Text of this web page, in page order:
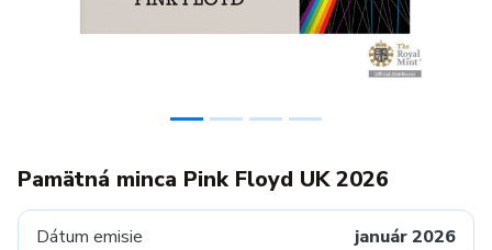
Pamätná minca Pink Floyd UK 2026
Dátum emisie január 2026